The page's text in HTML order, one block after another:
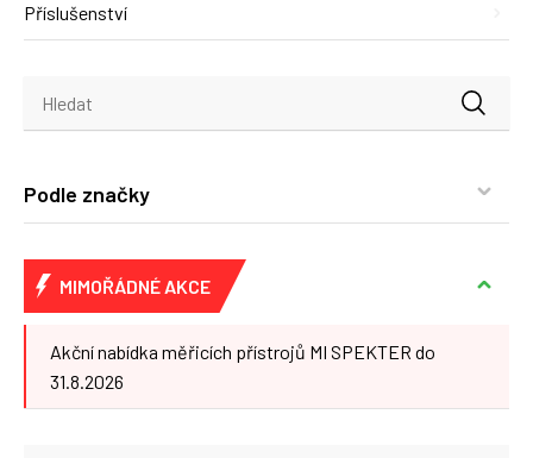
Příslušenství
Podle značky
MIMOŘÁDNÉ AKCE
Akční nabídka měřicích přístrojů MI SPEKTER do
31.8.2026